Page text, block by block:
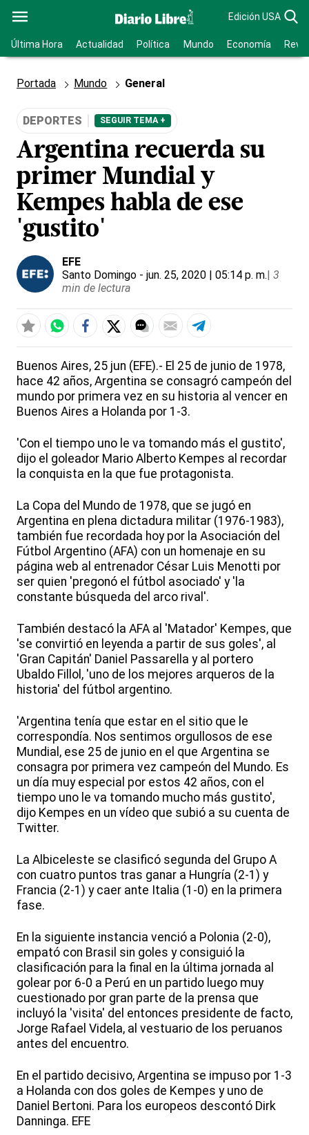
Edición USA
Última Hora Actualidad Política Mundo Economía
Portada Mundo General
DEPORTES SEGUIR TEMA +
Argentina recuerda su
primer Mundial y
Kempes habla de ese
'gustito'
EFE
Santo Domingo - jun. 25, 2020 | 05:14 p. m.| 3
min de lectura
Buenos Aires, 25 jun (EFE).- El 25 de junio de 1978,
hace 42 años, Argentina se consagró campeón del
mundo por primera vez en su historia al vencer en
Buenos Aires a Holanda por 1-3.
'Con el tiempo uno le va tomando más el gustito',
dijo el goleador Mario Alberto Kempes al recordar
la conquista en la que fue protagonista.
La Copa del Mundo de 1978, que se jugó en
Argentina en plena dictadura militar (1976-1983),
también fue recordada hoy por la Asociación del
Fútbol Argentino (AFA) con un homenaje en su
página web al entrenador César Luis Menotti por
ser quien 'pregonó el fútbol asociado' y 'la
constante búsqueda del arco rival'.
También destacó la AFA al 'Matador' Kempes, que
'se convirtió en leyenda a partir de sus goles', al
'Gran Capitán' Daniel Passarella y al portero
Ubaldo Fillol, 'uno de los mejores arqueros de la
historia' del fútbol argentino.
'Argentina tenía que estar en el sitio que le
correspondía. Nos sentimos orgullosos de ese
Mundial, ese 25 de junio en el que Argentina se
consagra por primera vez campeón del Mundo. Es
un día muy especial por estos 42 años, con el
tiempo uno le va tomando mucho más gustito',
dijo Kempes en un vídeo que subió a su cuenta de
Twitter.
La Albiceleste se clasificó segunda del Grupo A
con cuatro puntos tras ganar a Hungría (2-1) y
Francia (2-1) y caer ante Italia (1-0) en la primera
fase.
En la siguiente instancia venció a Polonia (2-0),
empató con Brasil sin goles y consiguió la
clasificación para la final en la última jornada al
golear por 6-0 a Perú en un partido luego muy
cuestionado por gran parte de la prensa que
incluyó la 'visita' del entonces presidente de facto,
Jorge Rafael Videla, al vestuario de los peruanos
antes del encuentro.
En el partido decisivo, Argentina se impuso por 1-3
a Holanda con dos goles de Kempes y uno de
Daniel Bertoni. Para los europeos descontó Dirk
Danninga. EFE